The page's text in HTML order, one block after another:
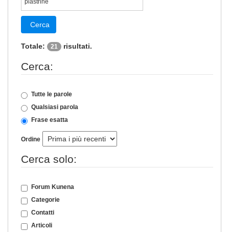
Cerca
Totale: 21 risultati.
Cerca:
Tutte le parole
Qualsiasi parola
Frase esatta
Ordine
Cerca solo:
Forum Kunena
Categorie
Contatti
Articoli